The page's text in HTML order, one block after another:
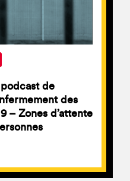
de
des
– Zones d’attente